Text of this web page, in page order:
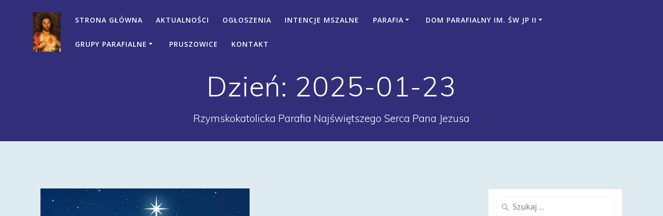
STRONA GŁÓWNA AKTUALNOŚCI OGŁOSZENIA INTENCJE MSZALNE PARAFIA DOM PARAFIALNY IM. ŚW JP II
GRUPY PARAFIALNE PRUSZOWICE KONTAKT
Dzień: 2025-01-23
Rzymskokatolicka Parafia Najświętszego Serca Pana Jezusa
Szukaj: